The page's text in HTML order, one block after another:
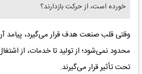
خورده است، از حرکت بازدارند؟
وقتی قلب صنعت هدف قرار می‌گیرد، پیامد
محدود نمی‌شود؛ از تولید تا خدمات، از
تحت تأثیر قرار می‌گیرند.